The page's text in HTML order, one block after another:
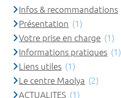
Infos & recommandations
Présentation (1)
Votre prise en charge (1)
Informations pratiques (1)
Liens utiles (1)
Le centre Maolya (2)
ACTUALITES (1)